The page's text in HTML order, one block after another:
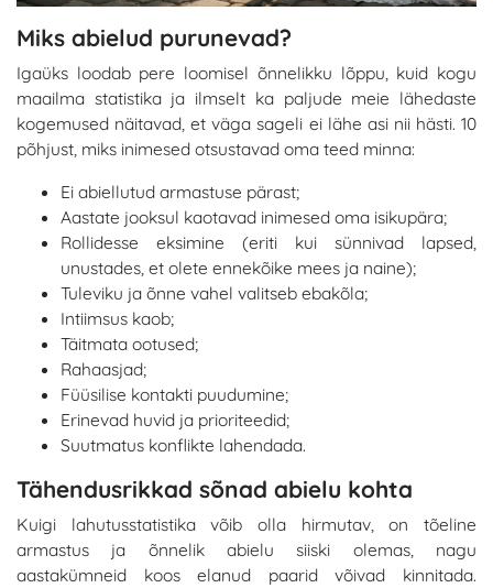
Miks abielud purunevad?
Igaüks loodab pere loomisel õnnelikku lõppu, kuid kogu
maailma statistika ja ilmselt ka paljude meie lähedaste
kogemused näitavad, et väga sageli ei lähe asi nii hästi. 10
põhjust, miks inimesed otsustavad oma teed minna:
Ei abiellutud armastuse pärast;
Aastate jooksul kaotavad inimesed oma isikupära;
Rollidesse eksimine (eriti kui sünnivad lapsed,
unustades, et olete ennekõike mees ja naine);
Tuleviku ja õnne vahel valitseb ebakõla;
Intiimsus kaob;
Täitmata ootused;
Rahaasjad;
Füüsilise kontakti puudumine;
Erinevad huvid ja prioriteedid;
Suutmatus konflikte lahendada.
Tähendusrikkad sõnad abielu kohta
Kuigi lahutusstatistika võib olla hirmutav, on tõeline
armastus ja õnnelik abielu siiski olemas, nagu
aastakümneid koos elanud paarid võivad kinnitada.